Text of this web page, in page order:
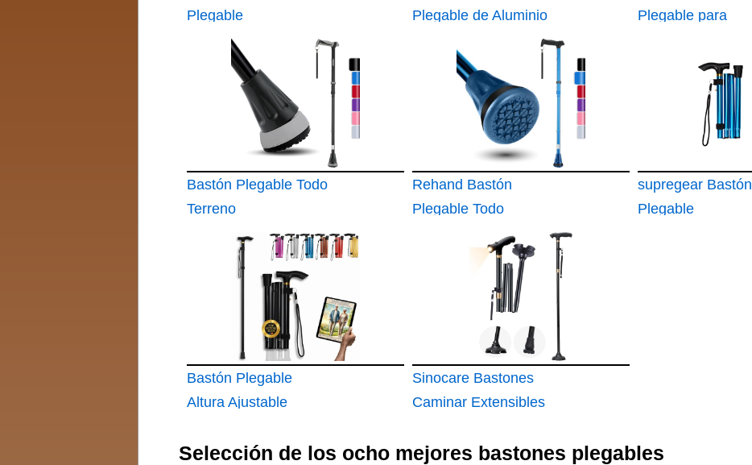
Plegable
Plegable de Aluminio
Plegable para
Bastón Plegable Todo
Terreno
Rehand Bastón
Plegable Todo
supregear Bastón
Plegable
Bastón Plegable
Altura Ajustable
Ligero
Sinocare Bastones
Caminar Extensibles
Mayores
Selección de los ocho mejores bastones plegables